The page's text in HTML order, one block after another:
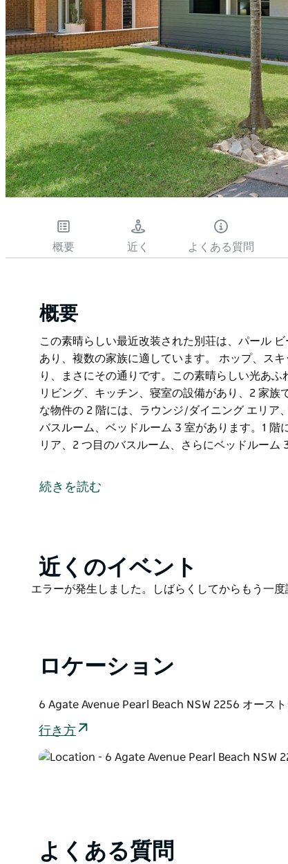
概要 近く よくある質問
概要
この素晴らしい最近改装された別荘は、パール
あり、複数の家族に適しています。 ホップ、ス
り、まさにその通りです。この素晴らしい光あ
リビング、キッチン、寝室の設備があり、2 家
な物件の 2 階には、ラウンジ/ダイニング エリア
バスルーム、ベッドルーム 3 室があります。1
リア、2 つ目のバスルーム、さらにベッドルーム
あり、複数の家族に適しています。
この素敵な物件の 2 階には、ラウンジ/ダイニン
ッチン、バスルーム、ベッドルーム 3 室があり
ニング エリア、2 つ目のバスルーム、さらにベッ
続きを読む
Product
List
近くのイベント
Product
エラーが発生しました。しばらくしてからもう一
ロケーション
6 Agate Avenue Pearl Beach NSW 2256 オース
行き方
よくある質問